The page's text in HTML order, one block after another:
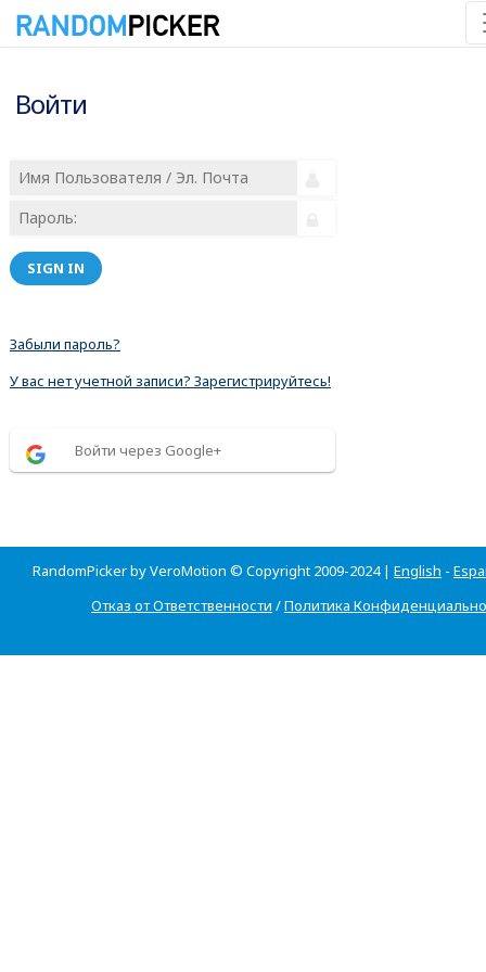
Войти
SIGN IN
Забыли пароль?
У вас нет учетной записи? Зарегистрируйтесь!
Войти через Google+
RandomPicker by VeroMotion © Copyright 2009-2024 | English -
Отказ от Ответственности /Политика